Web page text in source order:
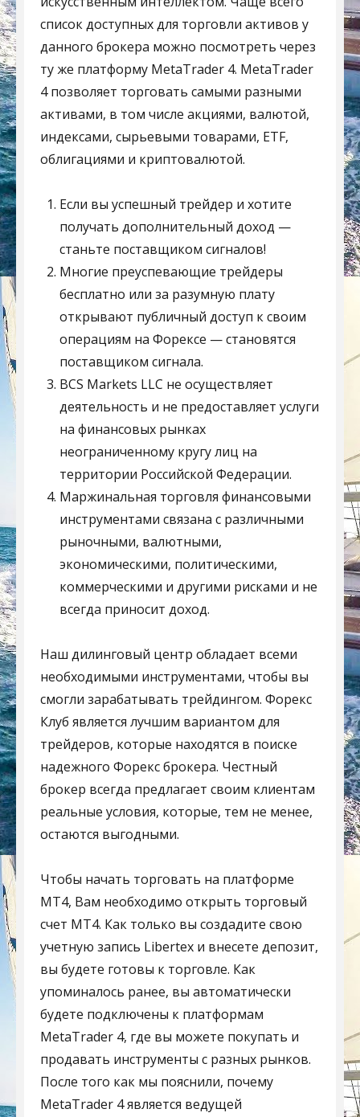
список доступных для торговли активов у
данного брокера можно посмотреть через
ту же платформу MetaTrader 4. MetaTrader
4 позволяет торговать самыми разными
активами, в том числе акциями, валютой,
индексами, сырьевыми товарами, ETF,
облигациями и криптовалютой.
Если вы успешный трейдер и хотите
получать дополнительный доход —
станьте поставщиком сигналов!
Многие преуспевающие трейдеры
бесплатно или за разумную плату
открывают публичный доступ к своим
операциям на Форексе — становятся
поставщиком сигнала.
BCS Markets LLC не осуществляет
деятельность и не предоставляет услуги
на финансовых рынках
неограниченному кругу лиц на
территории Российской Федерации.
Маржинальная торговля финансовыми
инструментами связана с различными
рыночными, валютными,
экономическими, политическими,
коммерческими и другими рисками и не
всегда приносит доход.
Наш дилинговый центр обладает всеми
необходимыми инструментами, чтобы вы
смогли зарабатывать трейдингом. Форекс
Клуб является лучшим вариантом для
трейдеров, которые находятся в поиске
надежного Форекс брокера. Честный
брокер всегда предлагает своим клиентам
реальные условия, которые, тем не менее,
остаются выгодными.
Чтобы начать торговать на платформе
MT4, Вам необходимо открыть торговый
счет MT4. Как только вы создадите свою
учетную запись Libertex и внесете депозит,
вы будете готовы к торговле. Как
упоминалось ранее, вы автоматически
будете подключены к платформам
MetaTrader 4, где вы можете покупать и
продавать инструменты с разных рынков.
После того как мы пояснили, почему
MetaTrader 4 является ведущей